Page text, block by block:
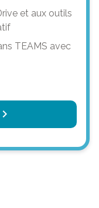
et aux outils
TEAMS avec